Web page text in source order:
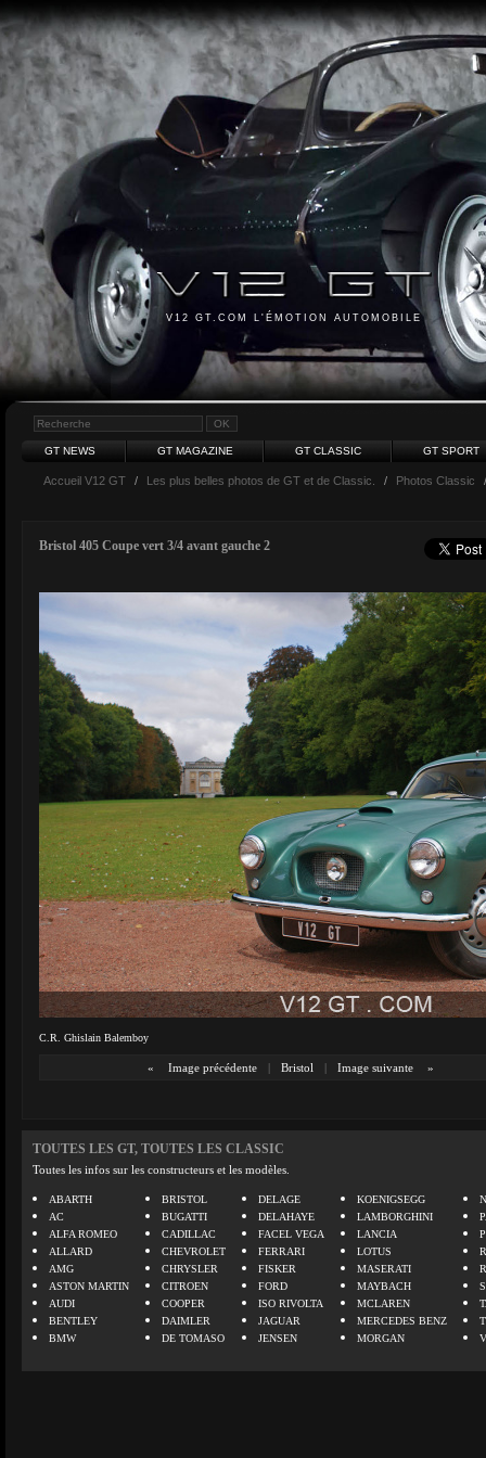
V12 GT.COM L'ÉMOTION AUTOMOBILE
GT NEWS GT MAGAZINE GT CLASSIC GT SPORT
Accueil V12 GT / Les plus belles photos de GT et de Classic. / Photos Classic
Bristol 405 Coupe vert 3/4 avant gauche 2
C.R. Ghislain Balemboy
« Image précédente | Bristol | Image suivante »
TOUTES LES GT, TOUTES LES CLASSIC
Toutes les infos sur les constructeurs et les modèles.
ABARTH
AC
ALFA ROMEO
ALLARD
AMG
ASTON MARTIN
AUDI
BENTLEY
BMW
BRISTOL
BUGATTI
CADILLAC
CHEVROLET
CHRYSLER
CITROEN
COOPER
DAIMLER
DE TOMASO
DELAGE
DELAHAYE
FACEL VEGA
FERRARI
FISKER
FORD
ISO RIVOLTA
JAGUAR
JENSEN
KOENIGSEGG
LAMBORGHINI
LANCIA
LOTUS
MASERATI
MAYBACH
MCLAREN
MERCEDES BENZ
MORGAN